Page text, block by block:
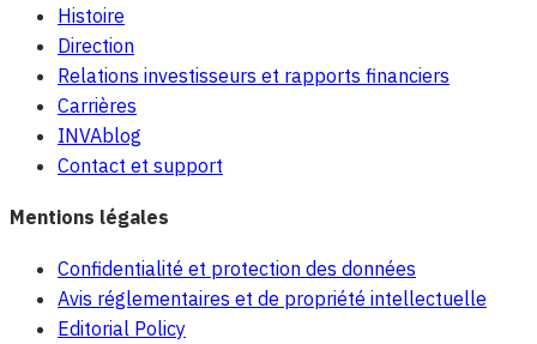
Histoire
Direction
Relations investisseurs et rapports financiers
Carrières
INVAblog
Contact et support
Mentions légales
Confidentialité et protection des données
Avis réglementaires et de propriété intellectuelle
Editorial Policy